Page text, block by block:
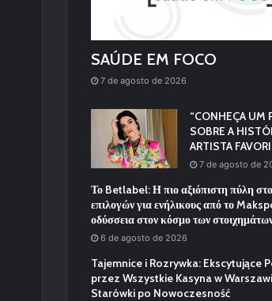
SAÚDE EM FOCO
7 de agosto de 2026
“CONHEÇA UM
SOBRE A
ARTISTA
7 de agosto de
Το Betlabel: Η πιο αξιόπιστη πύλη
επιλογών για ενήλικους από το
οδύσσεια στον κόσμο των
6 de agosto de 2026
Tajemnice i Rozrywka: Ekscytujące
przez Wszystkie Kasyna w
Starówki po Nowoczesność